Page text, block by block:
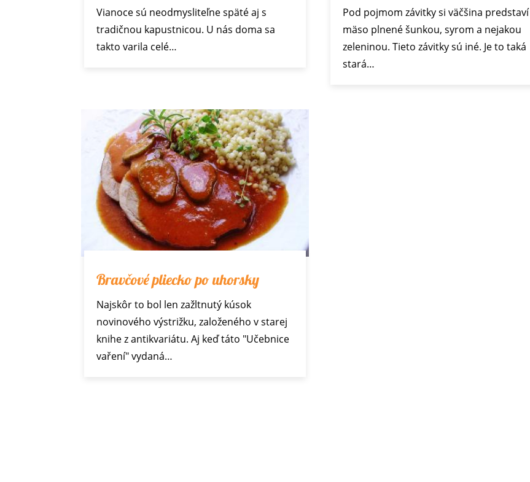
Vianocesú neodmysliteľne späté aj s
tradičnou kapustnicou. U nás doma sa
takto varila celé…
Pod pojmom závitky si väčšina predstaví
mäso plnené šunkou, syrom a nejakou
zeleninou. Tieto závitky sú iné. Je to taká
stará…
Bravčové pliecko po uhorsky
Najskôr to bol len zažltnutý kúsok
novinového výstrižku, založeného v starej
knihe z antikvariátu. Aj keď táto "Učebnice
vaření" vydaná…